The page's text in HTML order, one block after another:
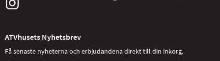
ATVhusets Nyhetsbrev
Få senaste nyheterna och erbjudandena direkt till din inkorg.